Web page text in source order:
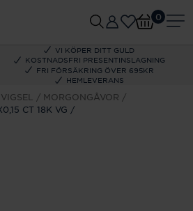
VI KÖPER DITT GULD
KOSTNADSFRI PRESENTINSLAGNING
FRI FÖRSÄKRING ÖVER 695KR
HEMLEVERANS
0
MORGONGÅVOR
CT 18K VG